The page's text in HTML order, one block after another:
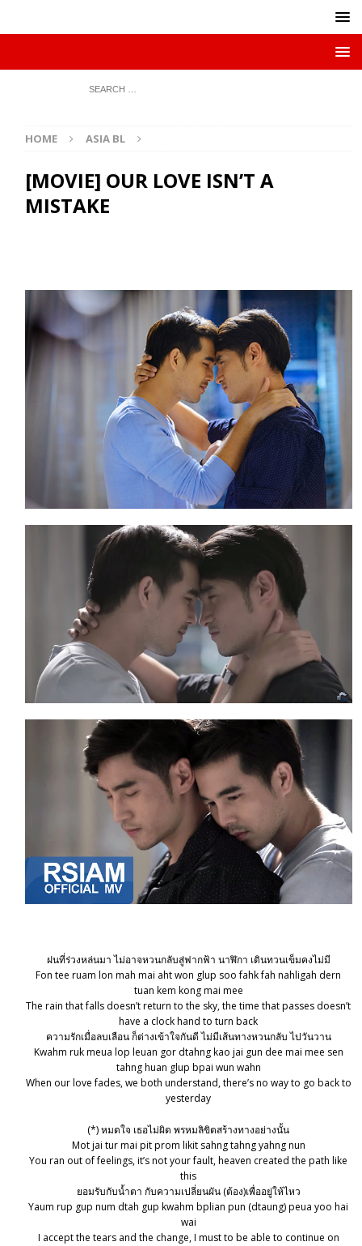
HOME ASIA BL
[MOVIE] OUR LOVE ISN’T A
MISTAKE
ฝนที่ร่วงหล่นมา ไม่อาจหวนกลับสู่ฟากฟ้า นาฬิกา เดินทวนเข็มคงไม่มี
Fon tee ruam lon mah mai aht won glup soo fahk fah nahligah dern
tuan kem kong mai mee
The rain that falls doesn’t return to the sky, the time that passes doesn’t
have a clock hand to turn back
ความรักเมื่อลบเลือน ก็ต่างเข้าใจกันดี ไม่มีเส้นทางหวนกลับ ไปวันวาน
Kwahm ruk meua lop leuan gor dtahng kao jai gun dee mai mee sen
tahng huan glup bpai wun wahn
When our love fades, we both understand, there’s no way to go back to
yesterday
(*) หมดใจ เธอไม่ผิด พรหมลิขิตสร้างทางอย่างนั้น
Mot jai tur mai pit prom likit sahng tahng yahng nun
You ran out of feelings, it’s not your fault, heaven created the path like
this
ยอมรับกับน้ำตา กับความเปลี่ยนผัน (ต้อง)เพื่ออยู่ให้ไหว
Yaum rup gup num dtah gup kwahm bplian pun (dtaung) peua yoo hai
wai
I accept the tears and the change, I must to be able to continue on